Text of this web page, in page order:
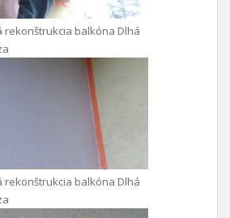
rekonštrukcia balkóna Dlhá
rekonštrukcia balkóna Dlhá